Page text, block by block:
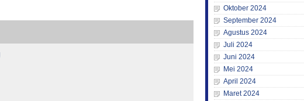
Oktober 2024
September 2024
Agustus 2024
Juli 2024
Juni 2024
Mei 2024
April 2024
Maret 2024